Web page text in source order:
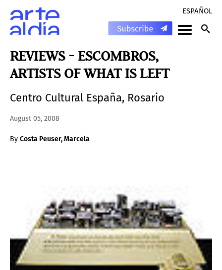
ESPAÑOL
REVIEWS - ESCOMBROS,
ARTISTS OF WHAT IS LEFT
Centro Cultural España, Rosario
August 05, 2008
By Costa Peuser, Marcela